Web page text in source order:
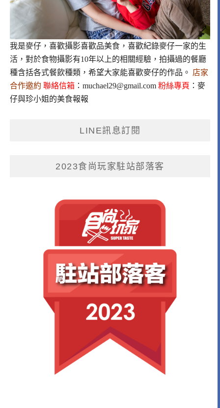
我是麥仔，喜歡攝影喜歡品美食，喜歡紀錄麥仔一家的生
活，對於食物攝影有10年以上的相關經驗，拍攝過的餐廳
種含括各式餐飲種類，希望大家能喜歡麥仔的作品。 店家
合作邀約 聯絡信箱 ： muchael29@gmail.com 粉絲專頁 ： 麥
仔與珍小姐的美食報報
LINE訊息訂閱
2023食尚玩家駐站部落客